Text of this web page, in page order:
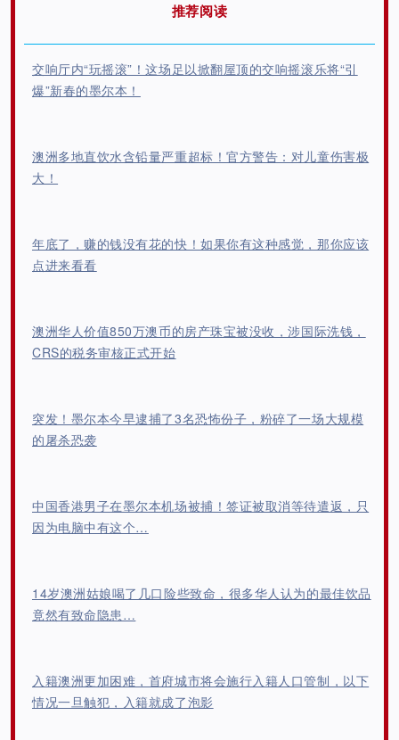
推荐阅读
交响厅内“玩摇滚”！这场足以掀翻屋顶的交响摇滚乐将“引
爆”新春的墨尔本！
澳洲多地直饮水含铅量严重超标！官方警告：对儿童伤害极
大！
年底了，赚的钱没有花的快！如果你有这种感觉，那你应该
点进来看看
澳洲华人价值850万澳币的房产珠宝被没收，涉国际洗钱，
CRS的税务审核正式开始
突发！墨尔本今早逮捕了3名恐怖份子，粉碎了一场大规模
的屠杀恐袭
中国香港男子在墨尔本机场被捕！签证被取消等待遣返，只
因为电脑中有这个…
14岁澳洲姑娘喝了几口险些致命，很多华人认为的最佳饮品
竟然有致命隐患…
入籍澳洲更加困难，首府城市将会施行入籍人口管制，以下
情况一旦触犯，入籍就成了泡影